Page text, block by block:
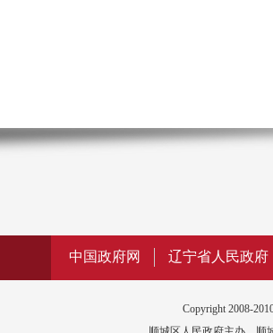
中国政府网 辽宁省人民政府
Copyright 2008-